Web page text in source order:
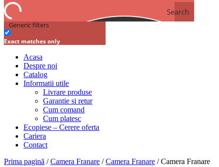
Search
Generic filters
Exact matches only
Acasa
Despre noi
Catalog
Informatii utile
Livrare produse
Garantie si retur
Cum comand
Cum platesc
Ecopiese – Cerere oferta
Cariera
Contact
Prima pagină /Camera Franare /Camera Franare / Camera Franare